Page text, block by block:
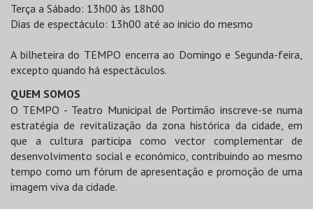
Terça a Sábado: 13h00 às 18h00
Dias de espectáculo: 13h00 até ao inicio do mesmo
A bilheteira do TEMPO encerra ao Domingo e Segunda-feira,
excepto quando há espectáculos.
QUEM SOMOS
O TEMPO - Teatro Municipal de Portimão inscreve-se numa
estratégia de revitalização da zona histórica da cidade, em
que a cultura participa como vector complementar de
desenvolvimento social e económico, contribuindo ao mesmo
tempo como um fórum de apresentação e promoção de uma
imagem viva da cidade.